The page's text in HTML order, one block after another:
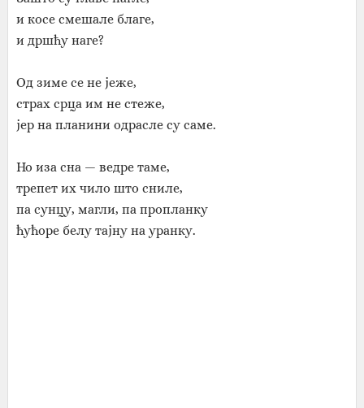
и косе смешале благе,
и дршћу наге?
Од зиме се не јеже,
страх срца им не стеже,
јер на планини одрасле су саме.
Но иза сна — ведре таме,
трепет их чило што сниле,
па сунцу, магли, па пропланку
ћућоре белу тајну на уранку.